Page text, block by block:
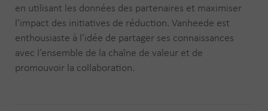
en utilisant les données des partenaires et maximiser
l’impact des initiatives de réduction. Vanheede est
enthousiaste à l’idée de partager ses connaissances
avec l’ensemble de la chaîne de valeur et de
promouvoir la collaboration.